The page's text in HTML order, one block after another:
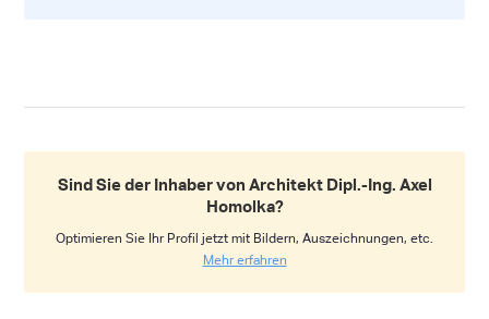
Sind Sie der Inhaber von Architekt Dipl.-Ing. Axel
Homolka?
Optimieren Sie Ihr Profil jetzt mit Bildern, Auszeichnungen, etc.
Mehr erfahren